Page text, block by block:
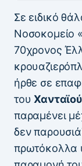
Σε ειδικό
Νοσοκομείο
70χρονος
ήρθε σε
του Χανταϊού
παραμένει
δεν
πρωτόκολλα